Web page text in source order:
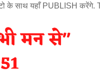
के साथ यहाँ PUBLISH करेंगे.